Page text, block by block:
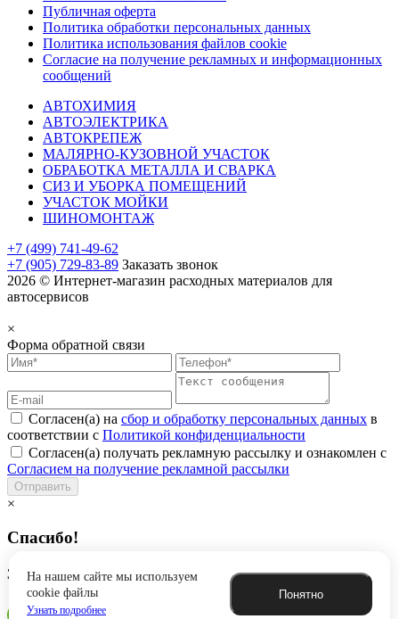
На нашем сайте мы используем
cookie файлы
Узнать подробнее
Понятно
Публичная оферта
Политика обработки персональных данных
Политика использования файлов cookie
Согласие на получение рекламных и информационных
сообщений
АВТОХИМИЯ
АВТОЭЛЕКТРИКА
АВТОКРЕПЕЖ
МАЛЯРНО-КУЗОВНОЙ УЧАСТОК
ОБРАБОТКА МЕТАЛЛА И СВАРКА
СИЗ И УБОРКА ПОМЕЩЕНИЙ
УЧАСТОК МОЙКИ
ШИНОМОНТАЖ
+7 (499) 741-49-62
+7 (905) 729-83-89 Заказать звонок
2026 © Интернет-магазин расходных материалов для
автосервисов
×
Форма обратной связи
Согласен(а) на сбор и обработку персональных данных в
соответствии с Политикой конфиденциальности
Согласен(а) получать рекламную рассылку и ознакомлен с
Согласием на получение рекламной рассылки
Отправить
×
Спасибо!
Заявка успешно отправлена